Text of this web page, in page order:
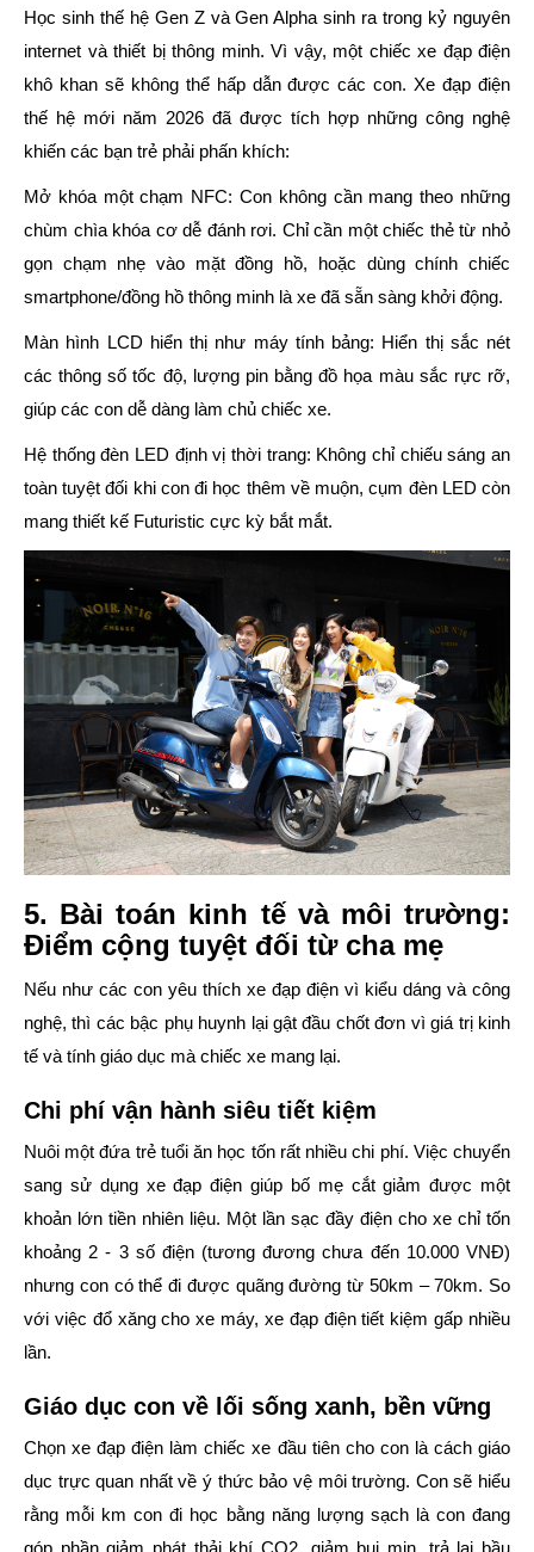
Học sinh thế hệ Gen Z và Gen Alpha sinh ra trong kỷ nguyên
internet và thiết bị thông minh. Vì vậy, một chiếc xe đạp điện
khô khan sẽ không thể hấp dẫn được các con. Xe đạp điện
thế hệ mới năm 2026 đã được tích hợp những công nghệ
khiến các bạn trẻ phải phấn khích:
Mở khóa một chạm NFC: Con không cần mang theo những
chùm chìa khóa cơ dễ đánh rơi. Chỉ cần một chiếc thẻ từ nhỏ
gọn chạm nhẹ vào mặt đồng hồ, hoặc dùng chính chiếc
smartphone/đồng hồ thông minh là xe đã sẵn sàng khởi động.
Màn hình LCD hiển thị như máy tính bảng: Hiển thị sắc nét
các thông số tốc độ, lượng pin bằng đồ họa màu sắc rực rỡ,
giúp các con dễ dàng làm chủ chiếc xe.
Hệ thống đèn LED định vị thời trang: Không chỉ chiếu sáng an
toàn tuyệt đối khi con đi học thêm về muộn, cụm đèn LED còn
mang thiết kế Futuristic cực kỳ bắt mắt.
5. Bài toán kinh tế và môi trường:
Điểm cộng tuyệt đối từ cha mẹ
Nếu như các con yêu thích xe đạp điện vì kiểu dáng và công
nghệ, thì các bậc phụ huynh lại gật đầu chốt đơn vì giá trị kinh
tế và tính giáo dục mà chiếc xe mang lại.
Chi phí vận hành siêu tiết kiệm
Nuôi một đứa trẻ tuổi ăn học tốn rất nhiều chi phí. Việc chuyển
sang sử dụng xe đạp điện giúp bố mẹ cắt giảm được một
khoản lớn tiền nhiên liệu. Một lần sạc đầy điện cho xe chỉ tốn
khoảng 2 - 3 số điện (tương đương chưa đến 10.000 VNĐ)
nhưng con có thể đi được quãng đường từ 50km – 70km. So
với việc đổ xăng cho xe máy, xe đạp điện tiết kiệm gấp nhiều
lần.
Giáo dục con về lối sống xanh, bền vững
Chọn xe đạp điện làm chiếc xe đầu tiên cho con là cách giáo
dục trực quan nhất về ý thức bảo vệ môi trường. Con sẽ hiểu
rằng mỗi km con đi học bằng năng lượng sạch là con đang